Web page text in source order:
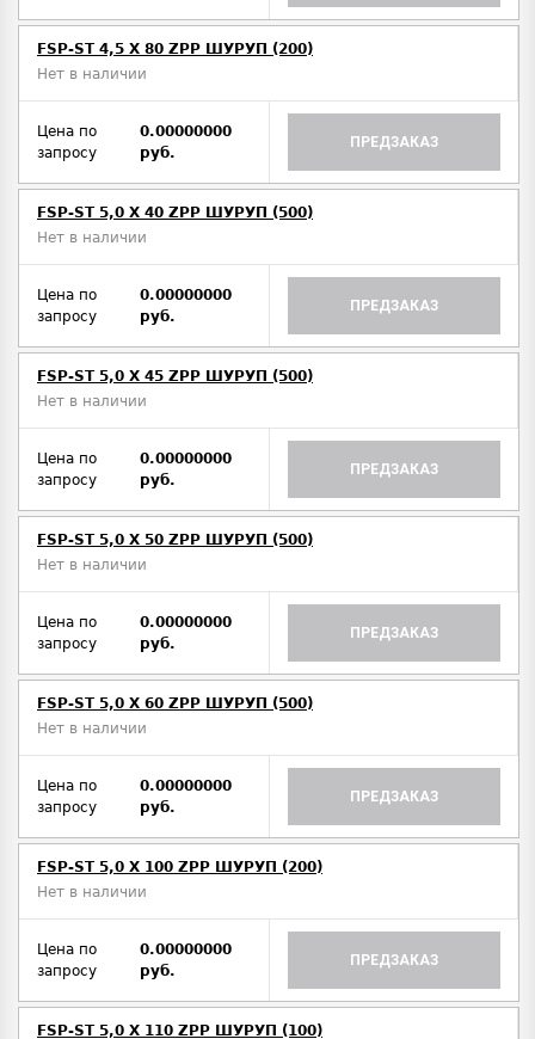
FSP-ST 4,5 X 80 ZPP ШУРУП (200)
Нет в наличии
Цена по
запросу
0.00000000
руб.
ПРЕДЗАКАЗ
FSP-ST 5,0 X 40 ZPP ШУРУП (500)
Нет в наличии
Цена по
запросу
0.00000000
руб.
ПРЕДЗАКАЗ
FSP-ST 5,0 X 45 ZPP ШУРУП (500)
Нет в наличии
Цена по
запросу
0.00000000
руб.
ПРЕДЗАКАЗ
FSP-ST 5,0 X 50 ZPP ШУРУП (500)
Нет в наличии
Цена по
запросу
0.00000000
руб.
ПРЕДЗАКАЗ
FSP-ST 5,0 X 60 ZPP ШУРУП (500)
Нет в наличии
Цена по
запросу
0.00000000
руб.
ПРЕДЗАКАЗ
FSP-ST 5,0 X 100 ZPP ШУРУП (200)
Нет в наличии
Цена по
запросу
0.00000000
руб.
ПРЕДЗАКАЗ
FSP-ST 5,0 X 110 ZPP ШУРУП (100)